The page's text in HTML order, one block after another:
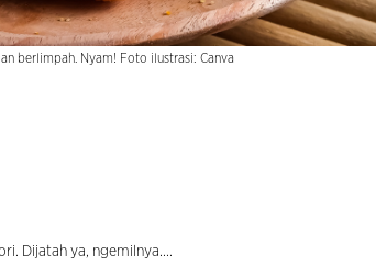
berlimpah. Nyam! Foto ilustrasi: Canva
Dijatah ya, ngemilnya....